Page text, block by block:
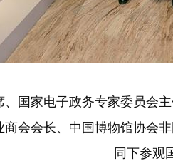
国家电子政务专家委员会
会会长、中国博物馆协会
同下参观